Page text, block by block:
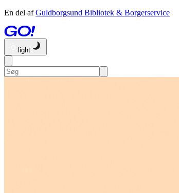
En del af Guldborgsund Bibliotek & Borgerservice
light